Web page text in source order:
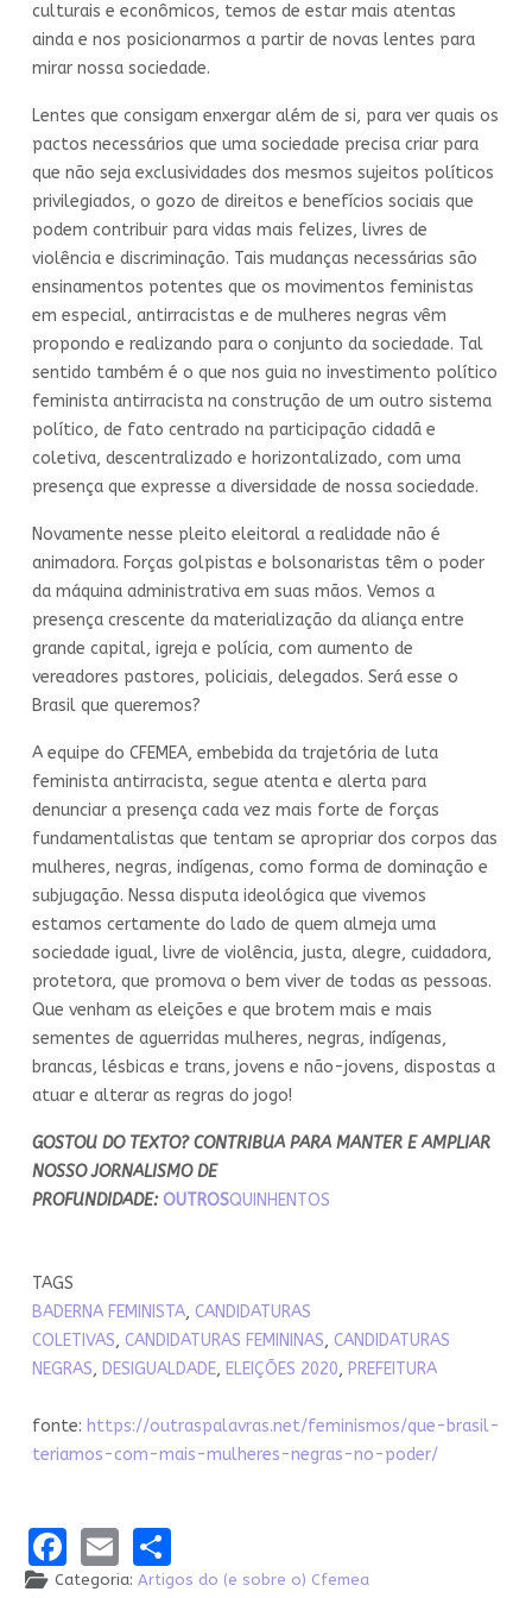
culturais e econômicos, temos de estar mais atentas
ainda e nos posicionarmos a partir de novas lentes para
mirar nossa sociedade.
Lentes que consigam enxergar além de si, para ver quais os
pactos necessários que uma sociedade precisa criar para
que não seja exclusividades dos mesmos sujeitos políticos
privilegiados, o gozo de direitos e benefícios sociais que
podem contribuir para vidas mais felizes, livres de
violência e discriminação. Tais mudanças necessárias são
ensinamentos potentes que os movimentos feministas
em especial, antirracistas e de mulheres negras vêm
propondo e realizando para o conjunto da sociedade. Tal
sentido também é o que nos guia no investimento político
feminista antirracista na construção de um outro sistema
político, de fato centrado na participação cidadã e
coletiva, descentralizado e horizontalizado, com uma
presença que expresse a diversidade de nossa sociedade.
Novamente nesse pleito eleitoral a realidade não é
animadora. Forças golpistas e bolsonaristas têm o poder
da máquina administrativa em suas mãos. Vemos a
presença crescente da materialização da aliança entre
grande capital, igreja e polícia, com aumento de
vereadores pastores, policiais, delegados. Será esse o
Brasil que queremos?
A equipe do CFEMEA, embebida da trajetória de luta
feminista antirracista, segue atenta e alerta para
denunciar a presença cada vez mais forte de forças
fundamentalistas que tentam se apropriar dos corpos das
mulheres, negras, indígenas, como forma de dominação e
subjugação. Nessa disputa ideológica que vivemos
estamos certamente do lado de quem almeja uma
sociedade igual, livre de violência, justa, alegre, cuidadora,
protetora, que promova o bem viver de todas as pessoas.
Que venham as eleições e que brotem mais e mais
sementes de aguerridas mulheres, negras, indígenas,
brancas, lésbicas e trans, jovens e não-jovens, dispostas a
atuar e alterar as regras do jogo!
GOSTOU DO TEXTO? CONTRIBUA PARA MANTER E AMPLIAR
NOSSO JORNALISMO DE
PROFUNDIDADE: OUTROSQUINHENTOS
TAGS
BADERNA FEMINISTA, CANDIDATURAS
COLETIVAS, CANDIDATURAS FEMININAS, CANDIDATURAS
NEGRAS, DESIGUALDADE, ELEIÇÕES 2020, PREFEITURA
fonte: https://outraspalavras.net/feminismos/que-brasil-
teriamos-com-mais-mulheres-negras-no-poder/
Facebook
EmailShare
Categoria: Artigos do (e sobre o) Cfemea